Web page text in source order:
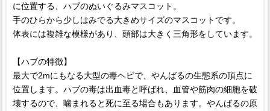
に位置する、ハブのぬいぐるみマスコット。
手のひらから少しはみでる大きめサイズのマスコットです。
体表には複雑な模様があり、頭部は大きく三角形をしています。
【ハブの特徴】
最大で2mにもなる大型の毒ヘビで、やんばるの生態系の頂点に
位置します。ハブの毒は出血毒と呼ばれ、血管や筋肉の細胞を破
壊するので、噛まれると死に至る場合もあります。やんばるの原